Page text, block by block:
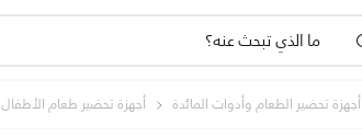
المنتجات
أجهزة تحضير الطعام وأدوات المائدة أجهزة تحضير طعام الأطفال